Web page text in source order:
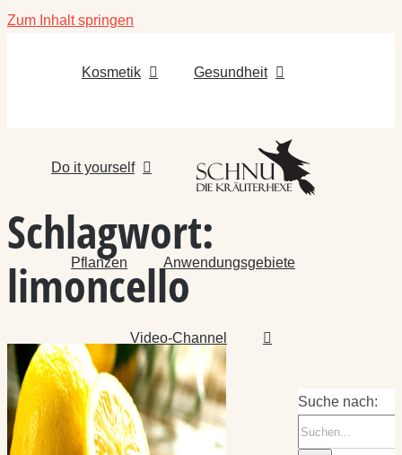
Zum Inhalt springen
Kosmetik Gesundheit
Do it yourself
Pflanzen Anwendungsgebiete
Video-Channel
Schlagwort:
limoncello
Suche nach: